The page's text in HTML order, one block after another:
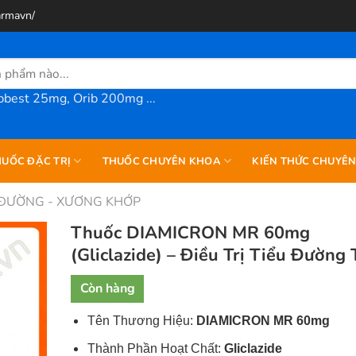
25mg, Orib 200mg ...
ĐẶC TRỊ THUỐC CHUYÊN KHOA KIẾN THỨC
- XƯƠNG KHỚP
Thuốc DIAMICRON MR 60mg
(Gliclazide) – Điều Trị Tiểu Đường
Còn hàng
Tên Thương Hiệu: DIAMICRON MR 60mg
Thành Phần Hoạt Chất: Gliclazide